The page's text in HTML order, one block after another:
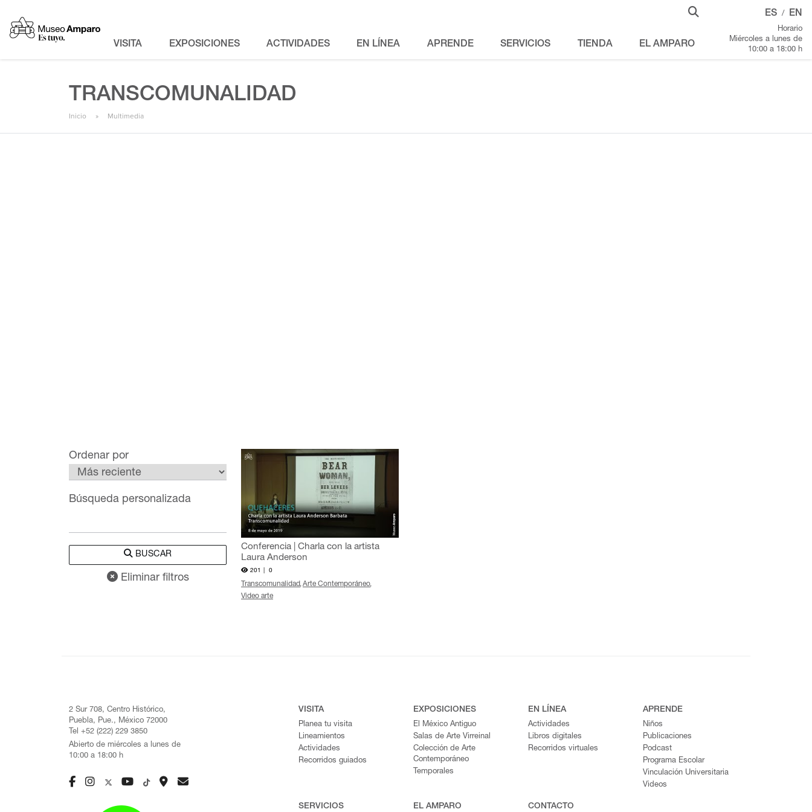
VISITA EXPOSICIONES ACTIVIDADES EN LÍNEA APRENDE SERVICIOS TIENDA EL AMPARO
ES / EN
Horario
Miércoles a lunes de
10:00 a 18:00 h
TRANSCOMUNALIDAD
Inicio Multimedia
Ordenar por
Búsqueda personalizada
BUSCAR
Eliminar filtros
Conferencia | Charla con la artista
Laura Anderson
201 | 0
Transcomunalidad Arte Contemporáneo
Video arte
2 Sur 708, Centro Histórico,
Puebla, Pue., México 72000
Tel +52 (222) 229 3850
Abierto de miércoles a lunes de
10:00 a 18:00 h
VISITA
Planea tu visita
Lineamientos
Actividades
Recorridos guiados
EXPOSICIONES
El México Antiguo
Salas de Arte Virreinal
Colección de Arte
Contemporáneo
Temporales
EN LÍNEA
Actividades
Libros digitales
Recorridos virtuales
APRENDE
Niños
Publicaciones
Podcast
Programa Escolar
Vinculación Universitaria
Videos
SERVICIOS EL AMPARO CONTACTO